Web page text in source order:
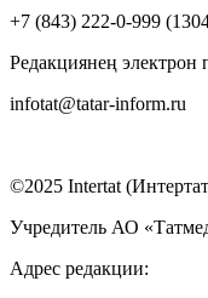
+7 (843) 222-0-999
Редакциянең электрон
infotat@tatar-inform.ru
©2025 Intertat
Учредитель АО
Адрес редакции: